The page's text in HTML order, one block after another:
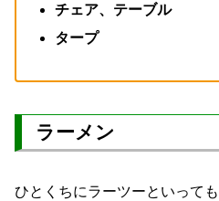
チェア、テーブル
タープ
ラーメン
ひとくちにラーツーといって